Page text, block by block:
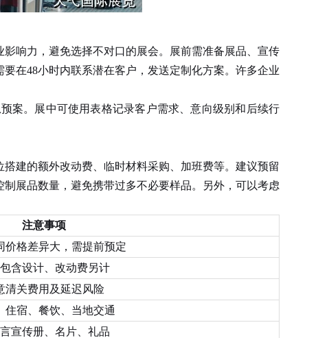
响力，避免选择不对口的展会。展前需准备展品、宣传
在48小时内联系潜在客户，发送定制化方案。许多企业
。展中可使用表格记录客户需求、意向级别和后续行
建的额外改动费、临时材料采购、加班费等。建议预留
展品数量，避免携带过多不必要样品。另外，可以考虑
注意事项
价格差异大，需提前预定
含设计、改动费另计
清关费用及延迟风险
住宿、餐饮、当地交通
宣传册、名片、礼品